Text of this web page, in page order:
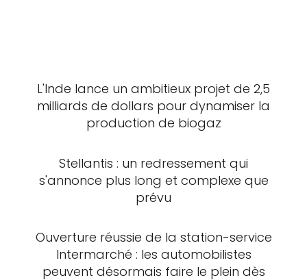
L'Inde lance un ambitieux projet de 2,5
milliards de dollars pour dynamiser la
production de biogaz
Stellantis : un redressement qui
s'annonce plus long et complexe que
prévu
Ouverture réussie de la station-service
Intermarché : les automobilistes
peuvent désormais faire le plein dès